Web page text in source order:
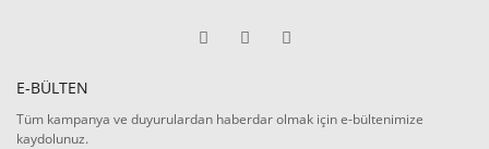
E-BÜLTEN
Tüm kampanya ve duyurulardan haberdar olmak için e-bültenimize
kaydolunuz.